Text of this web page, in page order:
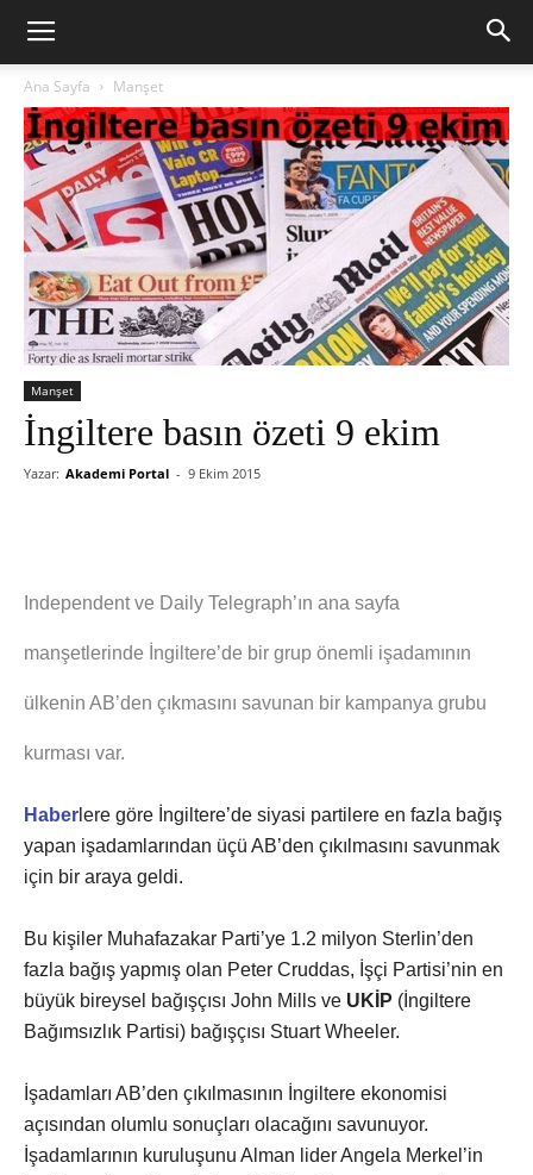
Ana Sayfa Manşet
Manşet
İngiltere basın özeti 9 ekim
Yazar: Akademi Portal - 9 Ekim 2015
Independent ve Daily Telegraph’ın ana sayfa
manşetlerinde İngiltere’de bir grup önemli işadamının
ülkenin AB’den çıkmasını savunan bir kampanya grubu
kurması var.
Haber lere göre İngiltere’de siyasi partilere en fazla bağış
yapan işadamlarından üçü AB’den çıkılmasını savunmak
için bir araya geldi.
Bu kişiler Muhafazakar Parti’ye 1.2 milyon Sterlin’den
fazla bağış yapmış olan Peter Cruddas, İşçi Partisi’nin en
büyük bireysel bağışçısı John Mills ve UKİP (İngiltere
Bağımsızlık Partisi) bağışçısı Stuart Wheeler.
İşadamları AB’den çıkılmasının İngiltere ekonomisi
açısından olumlu sonuçları olacağını savunuyor.
İşadamlarının kuruluşunu Alman lider Angela Merkel’in